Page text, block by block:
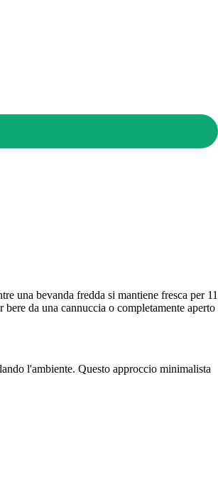
una bevanda fredda si mantiene fresca per 11
da una cannuccia o completamente aperto
l'ambiente. Questo approccio minimalista